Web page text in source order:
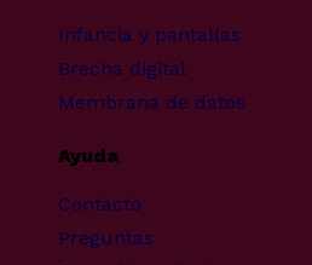
Infancia y pantallas
Brecha digital
Membrana de datos
Ayuda
Contacto
Preguntas